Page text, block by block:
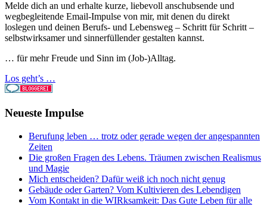
Melde dich an und erhalte kurze, liebevoll anschubsende und
wegbegleitende Email-Impulse von mir, mit denen du direkt
loslegen und deinen Berufs- und Lebensweg – Schritt für Schritt –
selbstwirksamer und sinnerfüllender gestalten kannst.
… für mehr Freude und Sinn im (Job-)Alltag.
Los geht’s …
Neueste Impulse
Berufung leben … trotz oder gerade wegen der angespannten
Zeiten
Die großen Fragen des Lebens. Träumen zwischen Realismus
und Magie
Mich entscheiden? Dafür weiß ich noch nicht genug
Gebäude oder Garten? Vom Kultivieren des Lebendigen
Vom Kontakt in die WIRksamkeit: Das Gute Leben für alle